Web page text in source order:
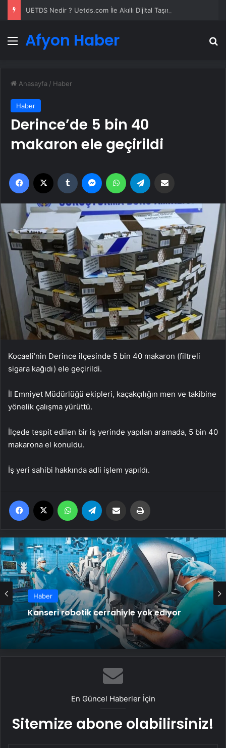
Menü
Afyon Haber
Anasayfa / Haber
Haber
Derince’de 5 bin 40
makaron ele geçirildi
Facebook Tumblr MessengerWhatsApp
Kocaeli’nin Derince ilçesinde 5 bin 40 makaron (filtreli
sigara kağıdı) ele geçirildi.
İl Emniyet Müdürlüğü ekipleri, kaçakçılığın men ve takibine
yönelik çalışma yürüttü.
İlçede tespit edilen bir iş yerinde yapılan aramada, 5 bin 40
makarona el konuldu.
İş yeri sahibi hakkında adli işlem yapıldı.
Facebook WhatsApp Email'den paylaş
Haber
Kanseri robotik cerrahiyle yok ediyor
En Güncel Haberler İçin
Sitemize abone olabilirsiniz!